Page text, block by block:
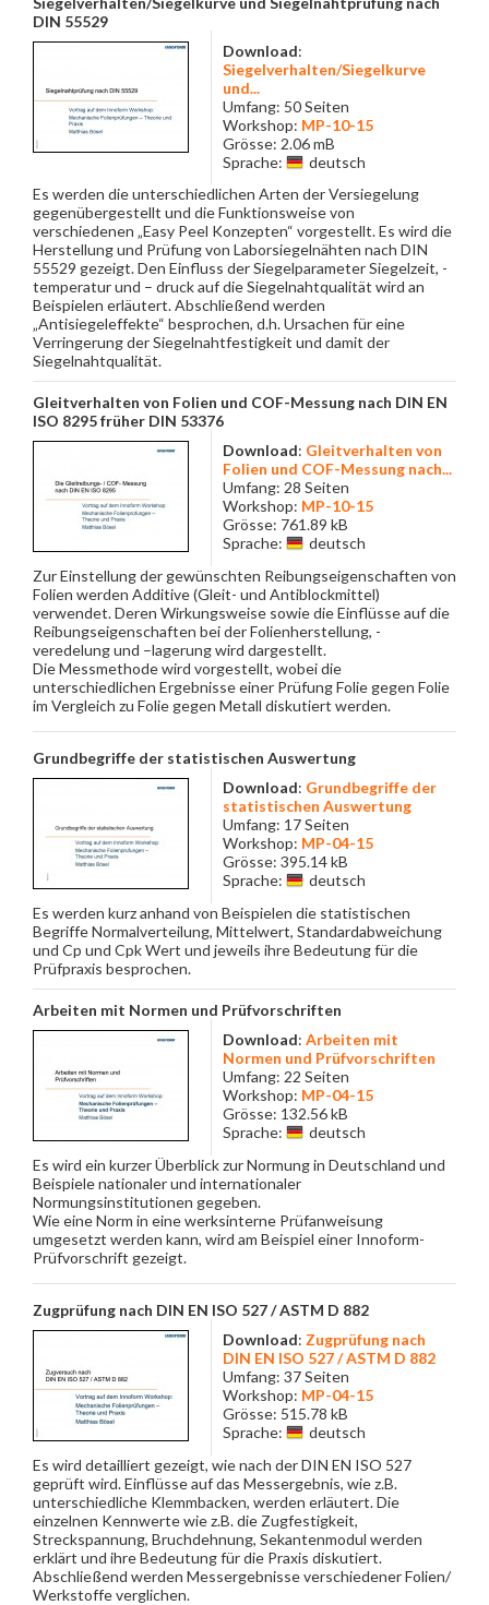
DIN 55529
Download:
Siegelverhalten/Siegelkurve
und...
Umfang: 50 Seiten
Workshop: MP-10-15
Grösse: 2.06 mB
Sprache:
deutsch
Es werden die unterschiedlichen Arten der Versiegelung
gegenübergestellt und die Funktionsweise von
verschiedenen „Easy Peel Konzepten“ vorgestellt. Es wird die
Herstellung und Prüfung von Laborsiegelnähten nach DIN
55529 gezeigt. Den Einfluss der Siegelparameter Siegelzeit, -
temperatur und – druck auf die Siegelnahtqualität wird an
Beispielen erläutert. Abschließend werden
„Antisiegeleffekte“ besprochen, d.h. Ursachen für eine
Verringerung der Siegelnahtfestigkeit und damit der
Siegelnahtqualität.
Gleitverhalten von Folien und COF-Messung nach DIN EN
ISO 8295 früher DIN 53376
Download: Gleitverhalten von
Folien und COF-Messung nach...
Umfang: 28 Seiten
Workshop: MP-10-15
Grösse: 761.89 kB
Sprache:
deutsch
Zur Einstellung der gewünschten Reibungseigenschaften von
Folien werden Additive (Gleit- und Antiblockmittel)
verwendet. Deren Wirkungsweise sowie die Einflüsse auf die
Reibungseigenschaften bei der Folienherstellung, -
veredelung und –lagerung wird dargestellt.
Die Messmethode wird vorgestellt, wobei die
unterschiedlichen Ergebnisse einer Prüfung Folie gegen Folie
im Vergleich zu Folie gegen Metall diskutiert werden.
Grundbegriffe der statistischen Auswertung
Download: Grundbegriffe der
statistischen Auswertung
Umfang: 17 Seiten
Workshop: MP-04-15
Grösse: 395.14 kB
Sprache:
deutsch
Es werden kurz anhand von Beispielen die statistischen
Begriffe Normalverteilung, Mittelwert, Standardabweichung
und Cp und Cpk Wert und jeweils ihre Bedeutung für die
Prüfpraxis besprochen.
Arbeiten mit Normen und Prüfvorschriften
Download: Arbeiten mit
Normen und Prüfvorschriften
Umfang: 22 Seiten
Workshop: MP-04-15
Grösse: 132.56 kB
Sprache:
deutsch
Es wird ein kurzer Überblick zur Normung in Deutschland und
Beispiele nationaler und internationaler
Normungsinstitutionen gegeben.
Wie eine Norm in eine werksinterne Prüfanweisung
umgesetzt werden kann, wird am Beispiel einer Innoform-
Prüfvorschrift gezeigt.
Zugprüfung nach DIN EN ISO 527 / ASTM D 882
Download: Zugprüfung nach
DIN EN ISO 527 / ASTM D 882
Umfang: 37 Seiten
Workshop: MP-04-15
Grösse: 515.78 kB
Sprache:
deutsch
Es wird detailliert gezeigt, wie nach der DIN EN ISO 527
geprüft wird. Einflüsse auf das Messergebnis, wie z.B.
unterschiedliche Klemmbacken, werden erläutert. Die
einzelnen Kennwerte wie z.B. die Zugfestigkeit,
Streckspannung, Bruchdehnung, Sekantenmodul werden
erklärt und ihre Bedeutung für die Praxis diskutiert.
Abschließend werden Messergebnisse verschiedener Folien/
Werkstoffe verglichen.